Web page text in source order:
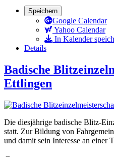
Speichern
Google Calendar
Yahoo Calendar
In Kalender
Details
Badische
Ettlingen
Die diesjährige badische Blitz-
statt. Zur Bildung von
und damit sein Interesse an einer